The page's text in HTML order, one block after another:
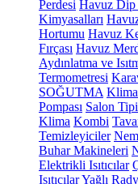
Perdesi Havuz Dip
Kimyasalları
Hortumu Havuz
Fırçası Havuz
Aydınlatma ve
Termometresi
SOĞUTMA Klima
Pompası Salon
Klima Kombi
Temizleyiciler
Buhar Makineleri
Elektrikli Isıtıcılar
IsıtıcılarYağlı